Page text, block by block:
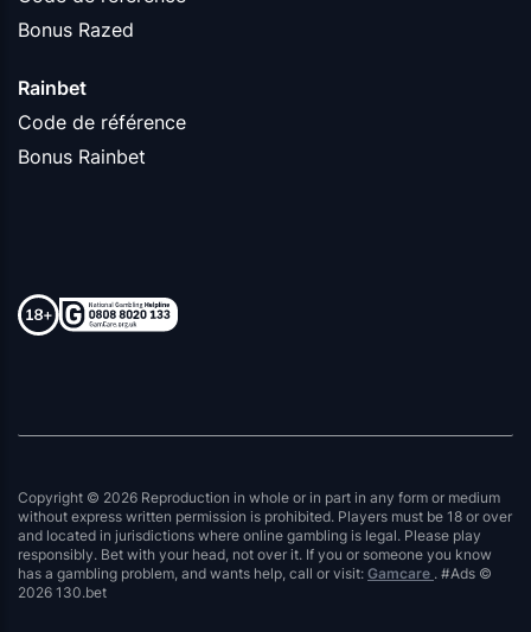
Bonus Razed
Rainbet
Code de référence
Bonus Rainbet
Copyright © 2026 Reproduction in whole or in part in any form or medium
without express written permission is prohibited. Players must be 18 or over
and located in jurisdictions where online gambling is legal. Please play
responsibly. Bet with your head, not over it. If you or someone you know
has a gambling problem, and wants help, call or visit: Gamcare . #Ads ©
2026 130.bet